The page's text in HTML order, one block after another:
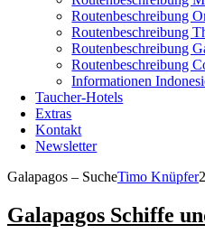
Routenbeschreibung
Routenbeschreibung
Routenbeschreibung
Routenbeschreibung
Informationen
Taucher-Hotels
Extras
Kontakt
Newsletter
Galapagos – SucheTimo Knüpfer
Galapagos Schiffe